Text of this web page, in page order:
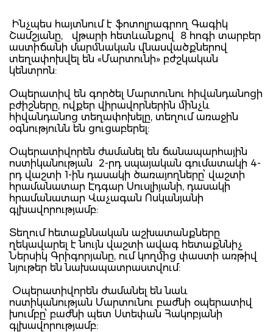
Ինչպես հայտնում է ֆոտոլրագրող Գագիկ
Շամշյանը, վթարի հետևանքով 8 հոգի տարբեր
աստիճանի մարմնական վնասվածքներով
տեղափոխվել են «Մարտունի» բժշկական
կենտրոն:
Օպերատիվ են գործել Մարտունու հիվանդանոցի
բժիշները, ովքեր վիրավորներին մինչև
հիվանդանոց տեղափոխելը, տեղում առաջին
օգնությունն են ցուցաբերել:
Օպերատիվորեն ժամանել են ճանապարհային
ոստիկանության 2-րդ սպայական գումատակի 4-
րդ վաշտի 1-ին դասակի ծառայողները՝ վաշտի
հրամանատար Էդգար Սուսլիյանի, դասակի
հրամանատար Վաչագան Ոսկանյանի
գլխավորությամբ:
Տեղում հետաքննական աշխատանքները
ղեկավարել է նույն վաշտի ավագ հետաքննիչ
Ներսիկ Գրիգորյանը, ում կողմից փաստի առթիվ
նյութեր են նախապատրաստվում:
Օպերատիվորեն ժամանել են նաև
ոստիկանության Մարտունու բաժնի օպերատիվ
խումբը՝ բաժնի պետ Ստեփան Հակոբյանի
գլխավորությամբ: